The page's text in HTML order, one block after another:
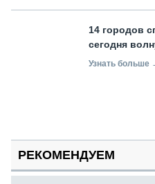
14 городов
сегодня
Узнать больше
РЕКОМЕНДУЕМ